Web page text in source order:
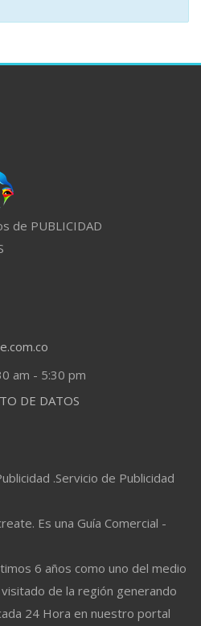
de PUBLICIDAD
am - 5:30 pm
DE DATOS
.Servicio de Publicidad
Es una Guía Comercial -
6 años como uno del medio
de la región generando
24 Hora en nuestro portal